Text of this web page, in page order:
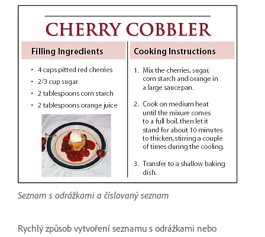
Seznam s odrážkami a číslovaný seznam
Rychlý způsob vytvoření seznamu s odrážkami nebo